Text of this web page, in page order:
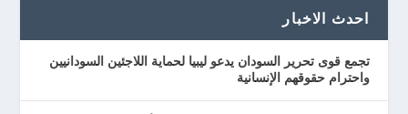
احدث الاخبار
تجمع قوى تحرير السودان يدعو ليبيا لحماية اللاجئين السودانيين
واحترام حقوقهم الإنسانية